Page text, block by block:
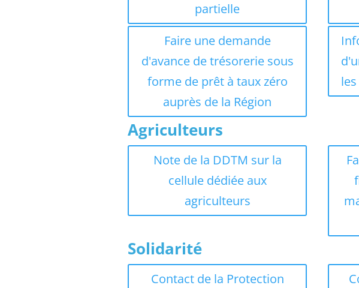
partielle
Faire une demande
d'avance de trésorerie sous
forme de prêt à taux zéro
auprès de la Région
Agriculteurs
Note de la DDTM sur la
cellule dédiée aux
agriculteurs
Solidarité
Contact de la Protection